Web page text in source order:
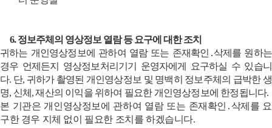
6.정보주체의 영상정보 열람 등 요구에 대한 조치
귀하는 개인영상정보에 관하여 열람 또는 존재확인 ․삭제를 원하는
경우 언제든지 영상정보처리기기 운영자에게 요구하실 수 있습니
다. 단, 귀하가 촬영된 개인영상정보 및 명백히 정보주체의 급박한 생
명, 신체 ,재산의 이익을 위하여 필요한 개인영상정보에 한정됩니다.
본 기관은 개인영상정보에 관하여 열람 또는 존재확인 ․ 삭제를 요
구한 경우 지체 없이 필요한 조치를 하겠습니다.